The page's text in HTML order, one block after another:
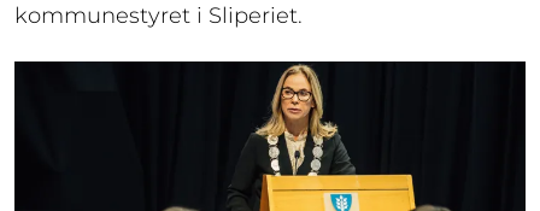
kommunestyret i Sliperiet.